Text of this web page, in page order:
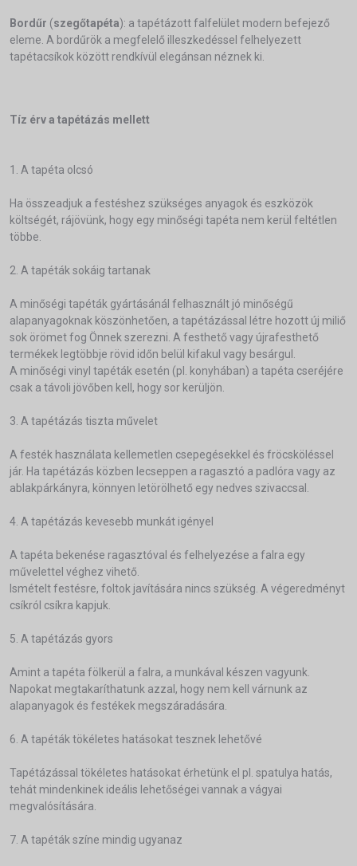
Bordűr (szegőtapéta): a tapétázott falfelület modern befejező
eleme. A bordűrök a megfelelő illeszkedéssel felhelyezett
tapétacsíkok között rendkívül elegánsan néznek ki.
Tíz érv a tapétázás mellett
1. A tapéta olcsó
Ha összeadjuk a festéshez szükséges anyagok és eszközök
költségét, rájövünk, hogy egy minőségi tapéta nem kerül feltétlen
többe.
2. A tapéták sokáig tartanak
A minőségi tapéták gyártásánál felhasznált jó minőségű
alapanyagoknak köszönhetően, a tapétázással létre hozott új miliő
sok örömet fog Önnek szerezni. A festhető vagy újrafesthető
termékek legtöbbje rövid időn belül kifakul vagy besárgul.
A minőségi vinyl tapéták esetén (pl. konyhában) a tapéta cseréjére
csak a távoli jövőben kell, hogy sor kerüljön.
3. A tapétázás tiszta művelet
A festék használata kellemetlen csepegésekkel és fröcsköléssel
jár. Ha tapétázás közben lecseppen a ragasztó a padlóra vagy az
ablakpárkányra, könnyen letörölhető egy nedves szivaccsal.
4. A tapétázás kevesebb munkát igényel
A tapéta bekenése ragasztóval és felhelyezése a falra egy
művelettel véghez vihető.
Ismételt festésre, foltok javítására nincs szükség. A végeredményt
csíkról csíkra kapjuk.
5. A tapétázás gyors
Amint a tapéta fölkerül a falra, a munkával készen vagyunk.
Napokat megtakaríthatunk azzal, hogy nem kell várnunk az
alapanyagok és festékek megszáradására.
6. A tapéták tökéletes hatásokat tesznek lehetővé
Tapétázással tökéletes hatásokat érhetünk el pl. spatulya hatás,
tehát mindenkinek ideális lehetőségei vannak a vágyai
megvalósítására.
7. A tapéták színe mindig ugyanaz